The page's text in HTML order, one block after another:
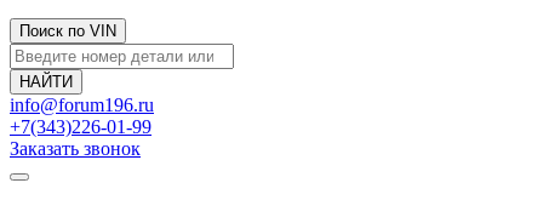
Поиск по VIN
info@forum196.ru
+7(343)226-01-99
Заказать звонок